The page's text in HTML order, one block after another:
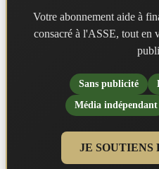
Votre abonnement aide à
consacré à l'ASSE, tout en
Sans publicité
Média indépendant
JE SOUTIENS